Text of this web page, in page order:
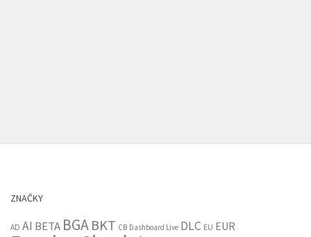
ZNAČKY
AD AI BETA BGABKT CB Dashboard Live DLC EU EUR